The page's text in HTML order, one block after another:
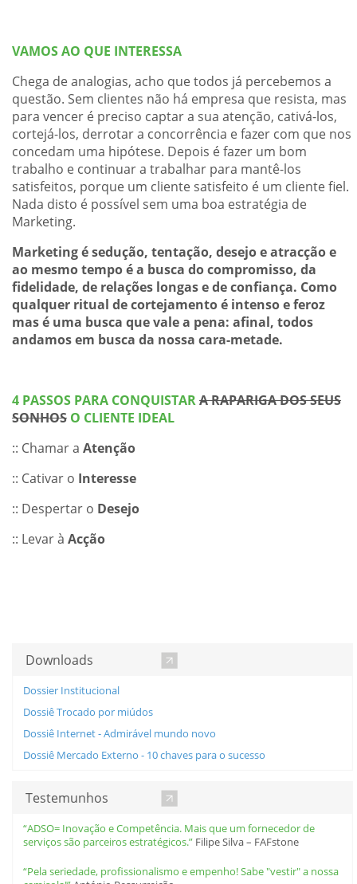
VAMOS AO QUE INTERESSA
Chega de analogias, acho que todos já percebemos a
questão. Sem clientes não há empresa que resista, mas
para vencer é preciso captar a sua atenção, cativá-los,
cortejá-los, derrotar a concorrência e fazer com que nos
concedam uma hipótese. Depois é fazer um bom
trabalho e continuar a trabalhar para mantê-los
satisfeitos, porque um cliente satisfeito é um cliente fiel.
Nada disto é possível sem uma boa estratégia de
Marketing.
Marketing é sedução, tentação, desejo e atracção e
ao mesmo tempo é a busca do compromisso, da
fidelidade, de relações longas e de confiança. Como
qualquer ritual de cortejamento é intenso e feroz
mas é uma busca que vale a pena: afinal, todos
andamos em busca da nossa cara-metade.
4 PASSOS PARA CONQUISTARA RAPARIGA DOS SEUS
SONHOS O CLIENTE IDEAL
:: Chamar aAtenção
:: Cativar o Interesse
:: Despertar o Desejo
:: Levar àAcção
Downloads
Dossier Institucional
Dossiê Trocado por miúdos
Dossiê Internet - Admirável mundo novo
Dossiê Mercado Externo - 10 chaves para o sucesso
Testemunhos
“ADSO= Inovação e Competência. Mais que um fornecedor de
serviços são parceiros estratégicos.” Filipe Silva – FAFstone
“Pela seriedade, profissionalismo e empenho! Sabe "vestir" a nossa